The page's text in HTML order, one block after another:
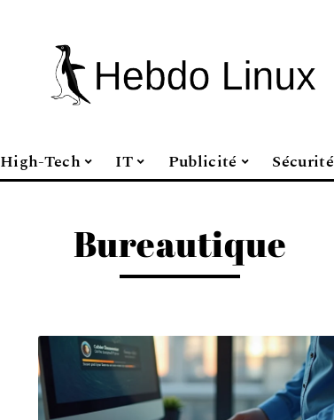
High-Tech IT Publicité Sécurité
Bureautique